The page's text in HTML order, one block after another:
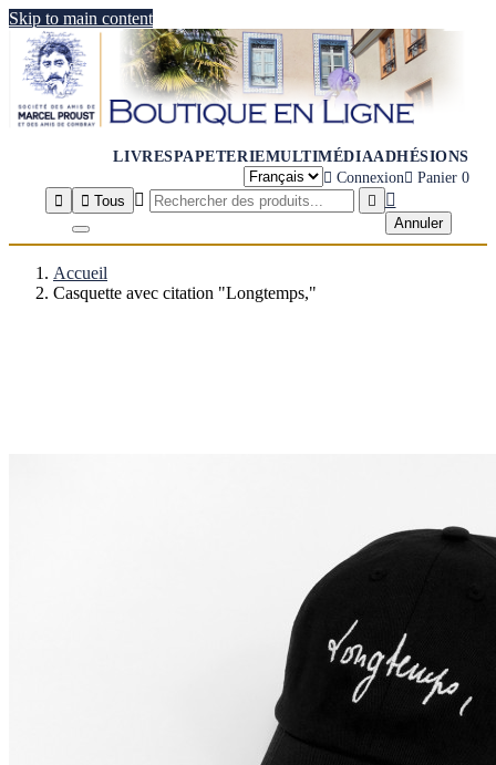
Skip to main content
LIVRESPAPETERIEMULTIMÉDIAADHÉSIONS
 Connexion Panier 0

 Tous   
Annuler
Accueil
Casquette avec citation "Longtemps,"